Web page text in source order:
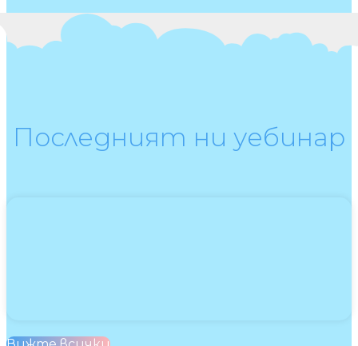
Последният ни уебинар